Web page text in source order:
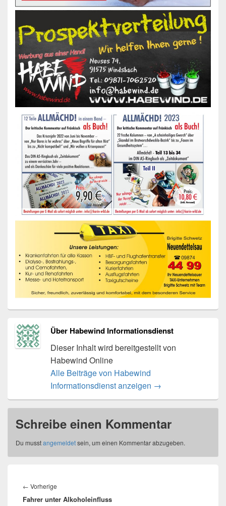
Über Habewind Informationsdienst
Dieser Inhalt wird bereitgestellt von
Habewind Online
Alle Beiträge von Habewind
Informationsdienst anzeigen →
Schreibe einen Kommentar
Du musstangemeldetsein, um einen Kommentar abzugeben.
← Vorherige
Beitrag:
Fahrer unter Alkoholeinfluss